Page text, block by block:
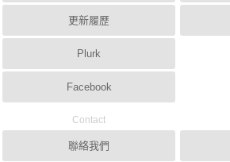
更新履歷
Plurk
Facebook
Contact
聯絡我們